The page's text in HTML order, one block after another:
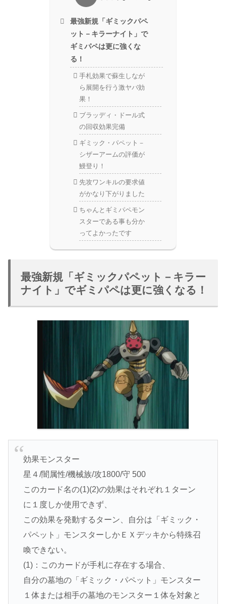
最強新規「ギミックパペ
ット－キラーナイト」で
ギミパペは更に強くな
る！
手札効果で蘇生しなが
ら展開を行う激ヤバ効
果！
ブラッディ・ドール式
の回収効果完備
ギミック・パペット－
シザーアームの評価が
鰻登り！
先攻ワンキルの要求値
がかなり下がりました
ちゃんとギミパペモン
スターである事も分か
ってよかったです
最強新規「ギミックパペット－キラー
ナイト」でギミパペは更に強くなる！
効果モンスター
星４/闇属性/機械族/攻1800/守 500
このカード名の(1)(2)の効果はそれぞれ１ターン
に１度しか使用できず、
この効果を発動するターン、自分は「ギミック・
パペット」モンスターしかＥＸデッキから特殊召
喚できない。
(1)：このカードが手札に存在する場合、
自分の墓地の「ギミック・パペット」モンスター
１体または相手の墓地のモンスター１体を対象と